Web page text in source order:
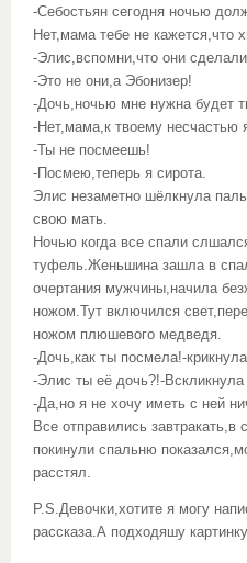
-Себостьян сегодня ночью
Нет,мама тебе не кажется,что
-Элис,вспомни,что они
-Это не они,а Эбонизер!
-Дочь,ночью мне нужна будет
-Нет,мама,к твоему несчастью
-Ты не посмеешь!
-Посмею,теперь я сирота.
Элис незаметно шёлкнула
свою мать.
Ночью когда все спали
туфель.Женьшина зашла в
очертания мужчины,начила
ножом.Тут включился
ножом плюшевого медведя.
-Дочь,как ты посмела!-
-Элис ты её дочь?!-Вскликнула
-Да,но я не хочу иметь с ней
Все отправились завтракать,в
покинули спальню
расстял.
P.S.Девочки,хотите я могу
рассказа.А подходяшу